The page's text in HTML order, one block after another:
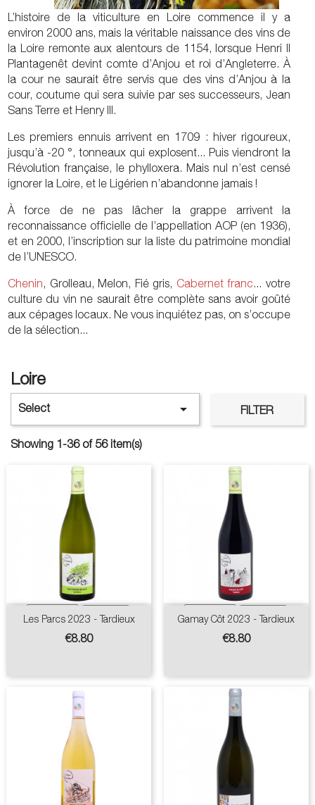
L’histoire de la viticulture en Loire commence il y a
environ 2000 ans, mais la véritable naissance des vins de
la Loire remonte aux alentours de 1154, lorsque Henri II
Plantagenêt devint comte d’Anjou et roi d’Angleterre. À
la cour ne saurait être servis que des vins d’Anjou à la
cour, coutume qui sera suivie par ses successeurs, Jean
Sans Terre et Henry III.
Les premiers ennuis arrivent en 1709 : hiver rigoureux,
jusqu’à -20 °, tonneaux qui explosent... Puis viendront la
Révolution française, le phylloxera. Mais nul n’est censé
ignorer la Loire, et le Ligérien n’abandonne jamais !
À force de ne pas lâcher la grappe arrivent la
reconnaissance officielle de l’appellation AOP (en 1936),
et en 2000, l’inscription sur la liste du patrimoine mondial
de l’UNESCO.
Chenin, Grolleau, Melon, Fié gris, Cabernet franc... votre
culture du vin ne saurait être complète sans avoir goûté
aux cépages locaux. Ne vous inquiétez pas, on s’occupe
de la sélection...
Loire
Select  FILTER
Showing 1-36 of 56 item(s)
Les Parcs 2023 - Tardieux
Price
€8.80
Gamay Côt 2023 - Tardieux
Price
€8.80